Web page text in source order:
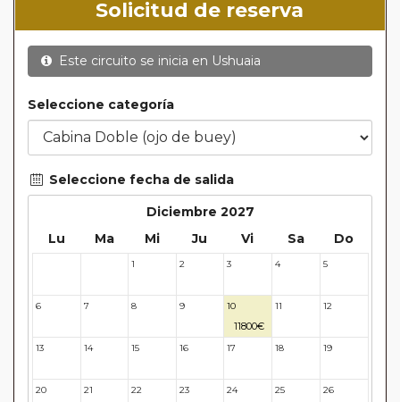
Solicitud de reserva
Este circuito se inicia en Ushuaia
Seleccione categoría
Seleccione fecha de salida
Diciembre 2027
Lu
Ma Mi Ju Vi Sa Do
1 2 3 4 5
6 7 8 9 10
11800€
11 12
13 14 15 16 17 18 19
20 21 22 23 24 25 26